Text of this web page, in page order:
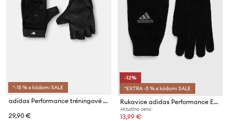
*-15 % s kódom: SALE
adidas Performance tréningové rukavice
29,90 €
-12%
*EXTRA -5 % s kódom: SALE
Rukavice adidas Performance Essentials
Aktuálna cena:
13,99 €